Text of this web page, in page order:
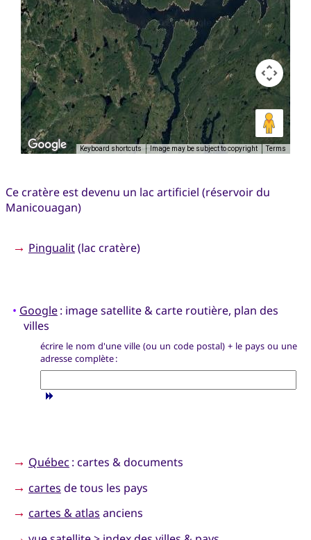
Keyboard shortcuts Image may be subject to copyright Terms
Ce cratère est devenu un lac artificiel (réservoir du
Manicouagan)
→ Pingualit(lac cratère)
• Google: image satellite & carte routière, plan des
villes
écrire le nom d'une ville (ou un code postal) + le pays ou une
adresse complète :
→ Québec : cartes & documents
→ cartes de tous les pays
→ cartes & atlas anciens